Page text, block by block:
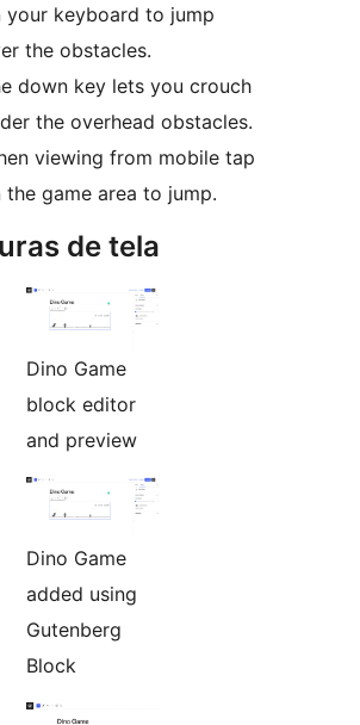
your keyboard to jump
the obstacles.
down key lets you crouch
the overhead obstacles.
viewing from mobile tap
the game area to jump.
de tela
Dino Game
block editor
and preview
Dino Game
added using
Gutenberg
Block